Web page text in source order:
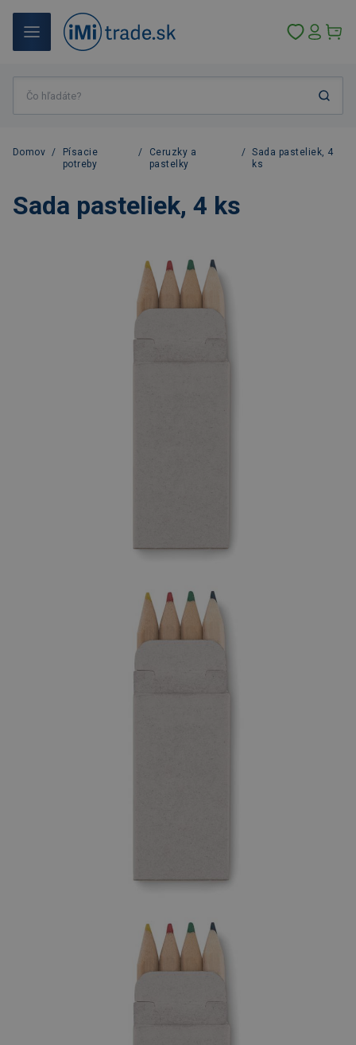
Domov /
Písacie
potreby
/
Ceruzky a
pastelky
/ Sada pasteliek, 4
ks
Sada pasteliek, 4 ks